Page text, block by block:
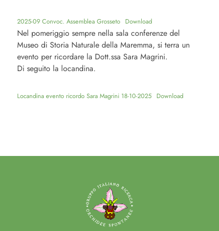
2025-09 Convoc. Assemblea Grosseto Download
Nel pomeriggio sempre nella sala conferenze del
Museo di Storia Naturale della Maremma, si terra un
evento per ricordare la Dott.ssa Sara Magrini.
Di seguito la locandina.
Locandina evento ricordo Sara Magrini 18-10-2025 Download